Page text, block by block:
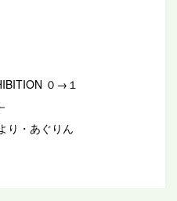
０→１
り・あぐりん